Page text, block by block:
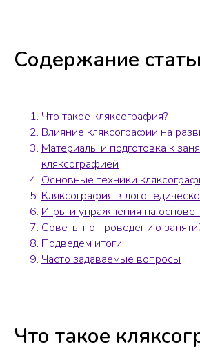
Содержание
Что такое кляксография?
Влияние кляксографии на
Материалы и подготовка к
кляксографией
Основные техники
Кляксография в
Игры и упражнения на основе
Советы по проведению
Подведем итоги
Часто задаваемые вопросы
Что такое